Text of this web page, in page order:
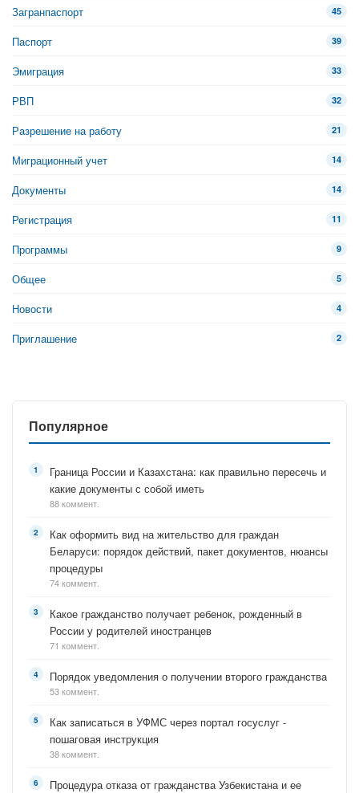
Загранпаспорт 45
Паспорт 39
Эмиграция 33
РВП 32
Разрешение на работу 21
Миграционный учет 14
Документы 14
Регистрация 11
Программы 9
Общее 5
Новости 4
Приглашение 2
Популярное
Граница России и Казахстана: как правильно пересечь и
какие документы с собой иметь
88 коммент.
Как оформить вид на жительство для граждан
Беларуси: порядок действий, пакет документов, нюансы
процедуры
74 коммент.
Какое гражданство получает ребенок, рожденный в
России у родителей иностранцев
71 коммент.
Порядок уведомления о получении второго гражданства
53 коммент.
Как записаться в УФМС через портал госуслуг -
пошаговая инструкция
38 коммент.
Процедура отказа от гражданства Узбекистана и ее